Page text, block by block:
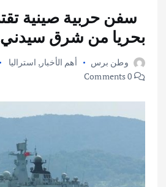
بحريا من شرق سيدني
وطن برس أهم الأخبار , استراليا